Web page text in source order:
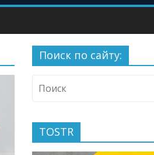
Поиск по сайту:
TOSTR